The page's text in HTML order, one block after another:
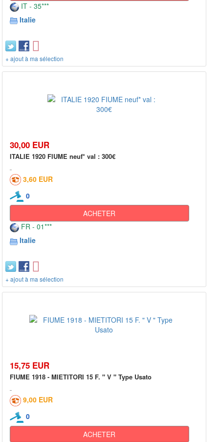
IT - 35***
Italie
+ ajout à ma sélection
30,00 EUR
ITALIE 1920 FIUME neuf* val : 300€
3,60 EUR
0
ACHETER
FR - 01***
Italie
+ ajout à ma sélection
15,75 EUR
FIUME 1918 - MIETITORI 15 F. " V " Type Usato
9,00 EUR
0
ACHETER